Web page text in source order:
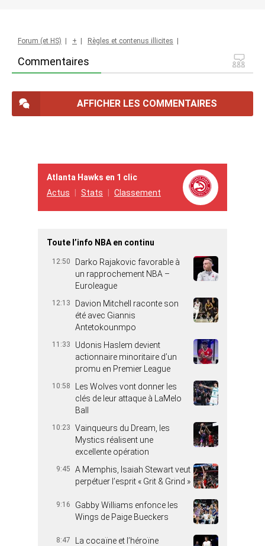
Commentaires
Forum (et HS) | + | Règles et contenus illicites |
AFFICHER LES COMMENTAIRES
Atlanta Hawks en 1 clic
Actus
Stats Classement
Toute l’info NBA en continu
12:50
Darko Rajakovic favorable à
un rapprochement NBA –
Euroleague
12:13
Davion Mitchell raconte son
été avec Giannis
Antetokounmpo
11:33
Udonis Haslem devient
actionnaire minoritaire d’un
promu en Premier League
10:58
Les Wolves vont donner les
clés de leur attaque à LaMelo
Ball
10:23
Vainqueurs du Dream, les
Mystics réalisent une
excellente opération
9:45
A Memphis, Isaiah Stewart veut
perpétuer l’esprit « Grit & Grind »
9:16
Gabby Williams enfonce les
Wings de Paige Bueckers
8:47
La cocaïne et l’héroïne